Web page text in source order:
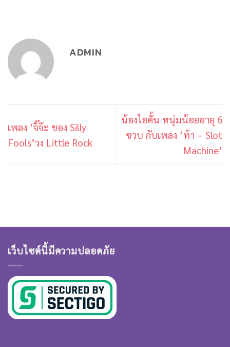
ADMIN
เพลง ‘จิ๊จ๊ะ ของ Silly
Fools’วง Little Rock
น้องไอตั้น หนุ่มน้อยอายุ 6
ขวบ กับเพลง ‘ท้า – Slot
Machine’
เว็บไซต์นี้มีความปลอดภัย